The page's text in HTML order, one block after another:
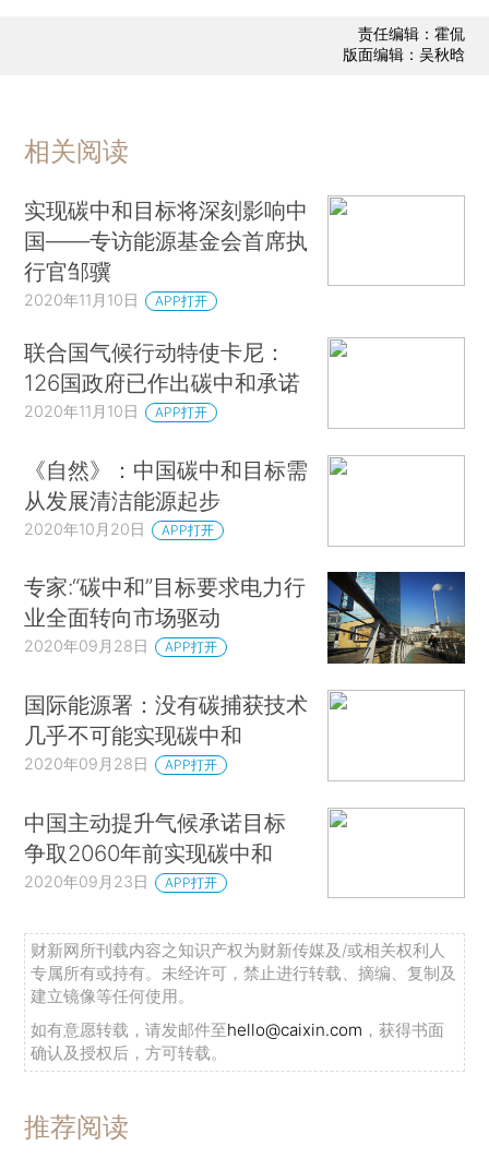
责任编辑：霍侃
版面编辑：吴秋晗
相关阅读
实现碳中和目标将深刻影响中
国——专访能源基金会首席执
行官邹骥
2020年11月10日 APP打开
联合国气候行动特使卡尼：
126国政府已作出碳中和承诺
2020年11月10日 APP打开
《自然》：中国碳中和目标需
从发展清洁能源起步
2020年10月20日 APP打开
专家:“碳中和”目标要求电力行
业全面转向市场驱动
2020年09月28日 APP打开
国际能源署：没有碳捕获技术
几乎不可能实现碳中和
2020年09月28日 APP打开
中国主动提升气候承诺目标
争取2060年前实现碳中和
2020年09月23日 APP打开
财新网所刊载内容之知识产权为财新传媒及/或相关权利人
专属所有或持有。未经许可，禁止进行转载、摘编、复制及
建立镜像等任何使用。
如有意愿转载，请发邮件至hello@caixin.com ，获得书面
确认及授权后，方可转载。
推荐阅读